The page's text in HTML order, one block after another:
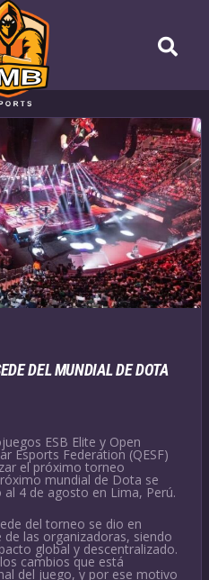
DEL MUNDIAL DE DOTA
ESB Elite y Open
Esports Federation (QESF)
el próximo torneo
mundial de Dota se
4 de agosto en Lima, Perú.
del torneo se dio en
las organizadoras, siendo
global y descentralizado.
cambios que está
del juego, y por ese motivo